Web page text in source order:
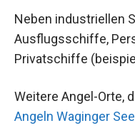
Neben industriellen
Ausflugsschiffe,
Privatschiffe
Weitere Angel-Orte,
Angeln Waginger See